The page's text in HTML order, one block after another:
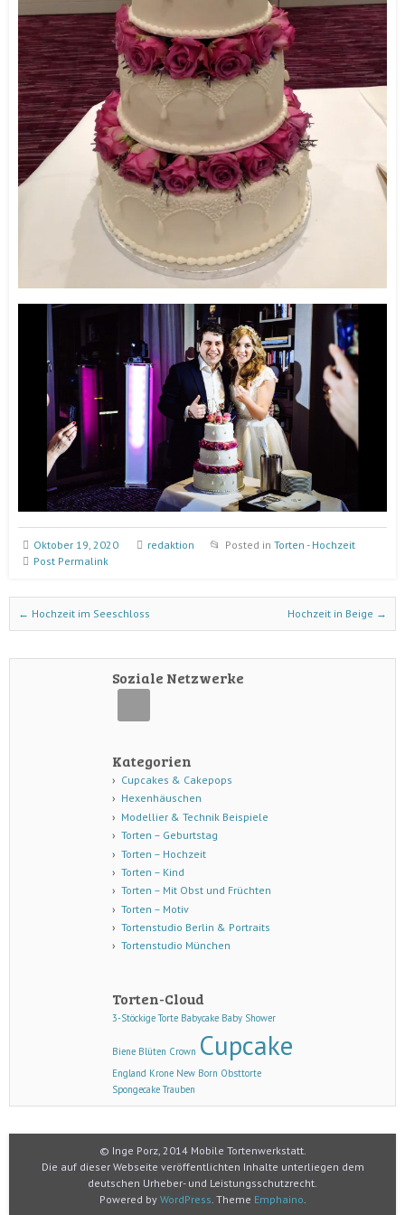
Oktober 19, 2020 redaktion Posted inTorten - Hochzeit
Post Permalink
Post navigation
← Hochzeit im Seeschloss Hochzeit in Beige →
Soziale Netzwerke
Kategorien
Cupcakes & Cakepops
Hexenhäuschen
Modellier & Technik Beispiele
Torten – Geburtstag
Torten – Hochzeit
Torten – Kind
Torten – Mit Obst und Früchten
Torten – Motiv
Tortenstudio Berlin & Portraits
Tortenstudio München
Torten-Cloud
3-Stöckige Torte Babycake Baby Shower
Biene Blüten Crown Cupcake
England Krone New Born Obsttorte
Spongecake Trauben
© Inge Porz, 2014 Mobile Tortenwerkstatt.
Die auf dieser Webseite veröffentlichten Inhalte unterliegen dem
deutschen Urheber- und Leistungsschutzrecht.
Powered by WordPress. Theme Emphaino.